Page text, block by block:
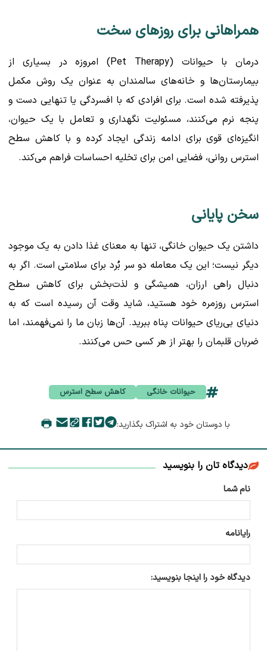
همراهانی برای روزهای سخت
درمان با حیوانات (Pet Therapy) امروزه در بسیاری از
بیمارستان‌ها و خانه‌های سالمندان به عنوان یک روش مکمل
پذیرفته شده است. برای افرادی که با افسردگی یا تنهایی دست و
پنجه نرم می‌کنند، مسئولیت نگهداری و تعامل با یک حیوان،
انگیزه‌ای قوی برای ادامه زندگی ایجاد کرده و با کاهش سطح
استرس روانی، فضایی امن برای تخلیه احساسات فراهم می‌کند.
سخن پایانی
داشتن یک حیوان خانگی، تنها به معنای غذا دادن به یک موجود
دیگر نیست؛ این یک معامله دو سر بُرد برای سلامتی است. اگر به
دنبال راهی ارزان، همیشگی و لذت‌بخش برای کاهش سطح
استرس روزمره خود هستید، شاید وقت آن رسیده است که به
دنیای بی‌ریای حیوانات پناه ببرید. آن‌ها زبان ما را نمی‌فهمند، اما
ضربان قلبمان را بهتر از هر کسی حس می‌کنند.
حیوانات خانگی کاهش سطح استرس
با دوستان خود به اشتراک بگذارید:
دیدگاه تان را بنویسید
نام شما
رایانامه
دیدگاه خود را اینجا بنویسید: